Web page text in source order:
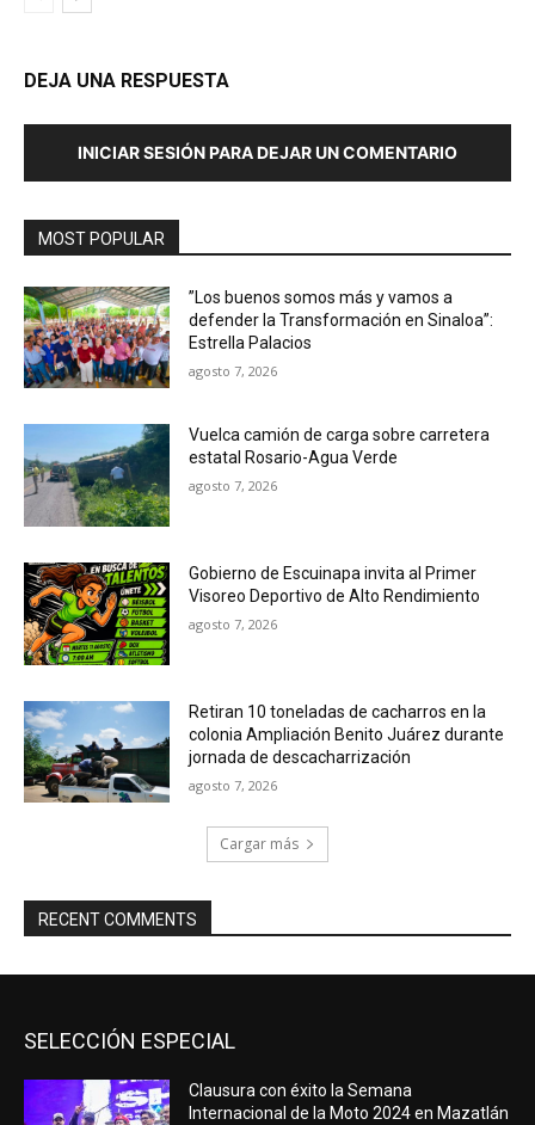
DEJA UNA RESPUESTA
INICIAR SESIÓN PARA DEJAR UN COMENTARIO
MOST POPULAR
”Los buenos somos más y vamos a
defender la Transformación en Sinaloa”:
Estrella Palacios
agosto 7, 2026
Vuelca camión de carga sobre carretera
estatal Rosario-Agua Verde
agosto 7, 2026
Gobierno de Escuinapa invita al Primer
Visoreo Deportivo de Alto Rendimiento
agosto 7, 2026
Retiran 10 toneladas de cacharros en la
colonia Ampliación Benito Juárez durante
jornada de descacharrización
agosto 7, 2026
Cargar más
RECENT COMMENTS
SELECCIÓN ESPECIAL
Clausura con éxito la Semana
Internacional de la Moto 2024 en Mazatlán